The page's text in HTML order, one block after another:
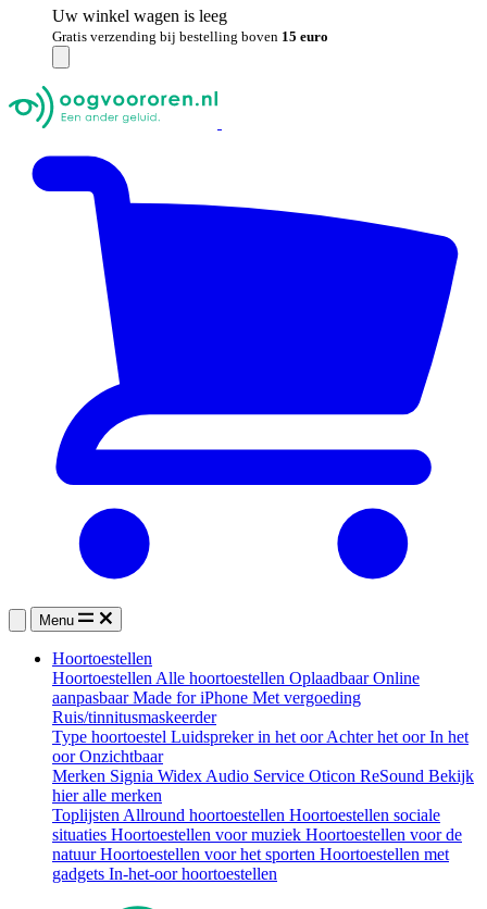
Uw winkel wagen is leeg
Gratis verzending bij bestelling boven 15 euro
Menu
Hoortoestellen
HoortoestellenAlle hoortoestellen OplaadbaarOnline
aanpasbaarMade for iPhone Met vergoeding
Ruis/tinnitusmaskeerder
Type hoortoestel Luidspreker in het oorAchter het oorIn het
oorOnzichtbaar
Merken Signia WidexAudio Service Oticon ReSound Bekijk
hier alle merken
ToplijstenAllround hoortoestellen Hoortoestellen sociale
situaties Hoortoestellen voor muziek Hoortoestellen voor de
natuurHoortoestellen voor het sporten Hoortoestellen met
gadgets In-het-oor hoortoestellen